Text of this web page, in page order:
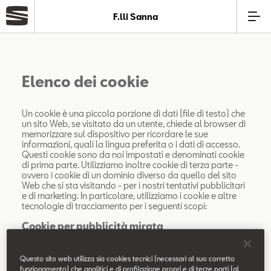
Modelli
Offerte
Service
Business
F.lli Sanna
Elenco dei cookie
Un cookie è una piccola porzione di dati (file di testo) che
un sito Web, se visitato da un utente, chiede al browser di
memorizzare sul dispositivo per ricordare le sue
informazioni, quali la lingua preferita o i dati di accesso.
Questi cookie sono da noi impostati e denominati cookie
di prima parte. Utilizziamo inoltre cookie di terza parte -
ovvero i cookie di un dominio diverso da quello del sito
Web che si sta visitando - per i nostri tentativi pubblicitari
e di marketing. In particolare, utilizziamo i cookie e altre
tecnologie di tracciamento per i seguenti scopi:
Cookie per pubblicità mirata
sito dai nostri partner pubblicitari. Possono essere
utilizzati da queste aziende per costruire un profilo dei
Questo sito web utilizza sia cookies tecnici (necessari al suo corretto
funzionamento) che analitici e di profilazione propri e di terze parti (al